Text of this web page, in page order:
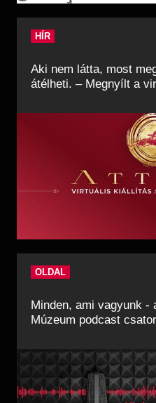
HÍR
Aki nem látta, most
átélheti. – Megnyílt a
OLDAL
Minden, ami vagyunk -
Múzeum podcast